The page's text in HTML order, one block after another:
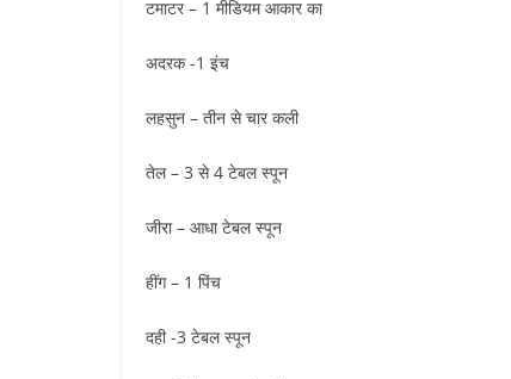
टमाटर – 1 मीडियम आकार का
अदरक -1 इंच
लहसुन – तीन से चार कली
तेल – 3 से 4 टेबल स्पून
जीरा – आधा टेबल स्पून
हींग – 1 पिंच
दही -3 टेबल स्पून